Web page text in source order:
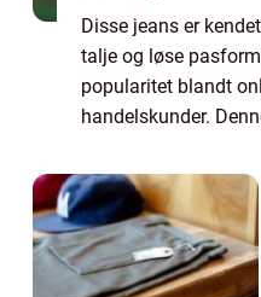
Disse jeans er
talje og løse
popularitet blandt
handelskunder.
alt, hvad du behøver